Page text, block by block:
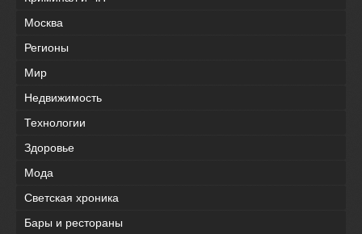
Москва
Регионы
Мир
Недвижимость
Технологии
Здоровье
Мода
Светская хроника
Бары и рестораны